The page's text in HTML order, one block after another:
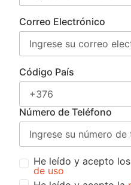
Correo Electrónico
Código País
Número de Teléfono
He leído y acepto los
de uso